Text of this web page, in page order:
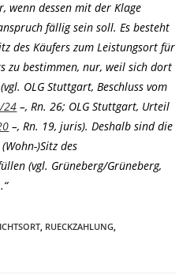
wenn dessen mit der Klage
fällig sein soll. Es besteht
des Käufers zum Leistungsort für
zu bestimmen, nur, weil sich dort
OLG Stuttgart, Beschluss vom
24 –, Rn. 26; OLG Stuttgart, Urteil
–, Rn. 19, juris). Deshalb sind die
)Sitz des
(vgl. Grüneberg/Grüneberg,
RUECKZAHLUNG